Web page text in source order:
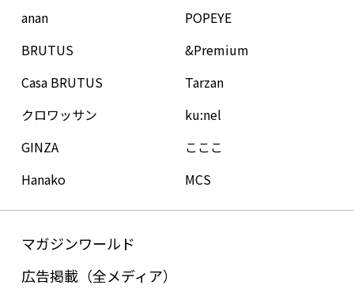
anan
BRUTUS
Casa BRUTUS
クロワッサン
GINZA
Hanako
POPEYE
&Premium
Tarzan
ku:nel
こここ
MCS
マガジンワールド
広告掲載（全メディア）